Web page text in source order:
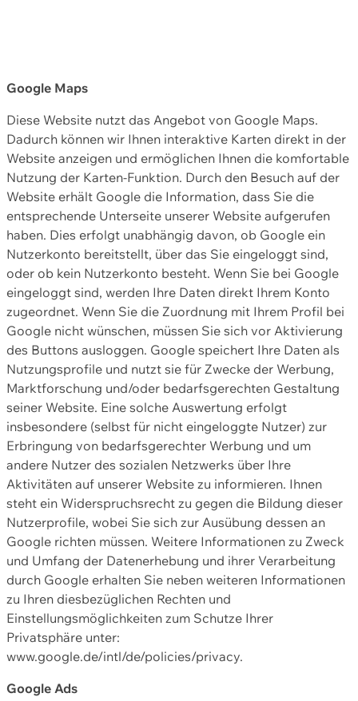
Google Maps
Diese Website nutzt das Angebot von Google Maps.
Dadurch können wir Ihnen interaktive Karten direkt in der
Website anzeigen und ermöglichen Ihnen die komfortable
Nutzung der Karten-Funktion. Durch den Besuch auf der
Website erhält Google die Information, dass Sie die
entsprechende Unterseite unserer Website aufgerufen
haben. Dies erfolgt unabhängig davon, ob Google ein
Nutzerkonto bereitstellt, über das Sie eingeloggt sind,
oder ob kein Nutzerkonto besteht. Wenn Sie bei Google
eingeloggt sind, werden Ihre Daten direkt Ihrem Konto
zugeordnet. Wenn Sie die Zuordnung mit Ihrem Profil bei
Google nicht wünschen, müssen Sie sich vor Aktivierung
des Buttons ausloggen. Google speichert Ihre Daten als
Nutzungsprofile und nutzt sie für Zwecke der Werbung,
Marktforschung und/oder bedarfsgerechten Gestaltung
seiner Website. Eine solche Auswertung erfolgt
insbesondere (selbst für nicht eingeloggte Nutzer) zur
Erbringung von bedarfsgerechter Werbung und um
andere Nutzer des sozialen Netzwerks über Ihre
Aktivitäten auf unserer Website zu informieren. Ihnen
steht ein Widerspruchsrecht zu gegen die Bildung dieser
Nutzerprofile, wobei Sie sich zur Ausübung dessen an
Google richten müssen. Weitere Informationen zu Zweck
und Umfang der Datenerhebung und ihrer Verarbeitung
durch Google erhalten Sie neben weiteren Informationen
zu Ihren diesbezüglichen Rechten und
Einstellungsmöglichkeiten zum Schutze Ihrer
Privatsphäre unter:
www.google.de/intl/de/policies/privacy.
Google Ads